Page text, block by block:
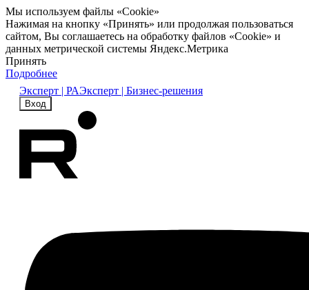
Мы используем файлы «Cookie»
Нажимая на кнопку «Принять» или продолжая пользоваться
сайтом, Вы соглашаетесь на обработку файлов «Cookie» и
данных метрической системы Яндекс.Метрика
Принять
Подробнее
Эксперт | РАЭксперт | Бизнес-решения
Вход